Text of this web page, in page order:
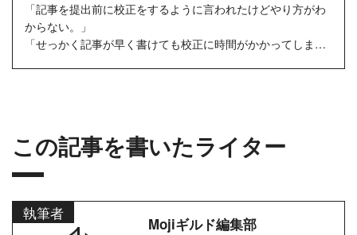
「記事を提出前に校正をするように言われたけどやり方がわ
からない。」
「せっかく記事が早く書けても校正に時間がかかってしま
この記事を書いたライター
執筆者
Mojiギルド編集部